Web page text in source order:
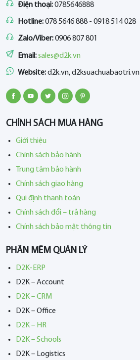
Điện thoại:0785646888
Hotline:078 5646 888 - 0918 514 028
Zalo/Viber:0906 807 801
Email:sales@d2k.vn
Website:d2k.vn, d2ksuachuabaotri.vn
CHÍNH SÁCH MUA HÀNG
Giới thiệu
Chính sách bảo hành
Trung tâm bảo hành
Chính sách giao hàng
Qui định thanh toán
Chính sách đổi – trả hàng
Chính sách bảo mật thông tin
PHẦN MỀM QUẢN LÝ
D2K-ERP
D2K – Account
D2K – CRM
D2K – Office
D2K – HR
D2K – Schools
D2K – Logistics